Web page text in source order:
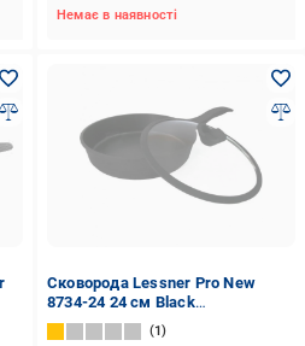
Немає в наявності
Сковорода Lessner Pro New
8734-24 24 см Black
(1832107560)
1